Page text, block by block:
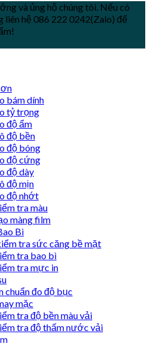
và ủng hộ chúng tôi. Nếu có
liên hệ 086 222 0242(Zalo) để
bám dính
tỷ trọng
độ ẩm
độ bền
độ bóng
độ cứng
độ dày
độ mịn
độ nhớt
tra màu
màng film
Bì
tra sức căng bề mặt
tra bao bì
tra mực in
chuẩn đo độ bục
mặc
tra độ bền màu vải
tra độ thấm nước vải